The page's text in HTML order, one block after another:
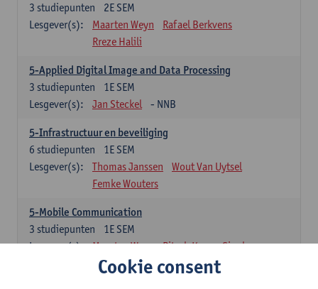
2E SEM
3 studiepunten
Lesgever(s):
Maarten Weyn
Rafael Berkvens
Rreze Halili
5-Applied Digital Image and Data Processing
1E SEM
3 studiepunten
Lesgever(s):
Jan Steckel - NNB
5-Infrastructuur en beveiliging
1E SEM
6 studiepunten
Lesgever(s):
Thomas Janssen
Wout Van Uytsel
Femke Wouters
5-Mobile Communication
1E SEM
3 studiepunten
Lesgever(s):
Maarten Weyn Ritesh Kumar Singh
5-Telecommunication 2Cookie consent